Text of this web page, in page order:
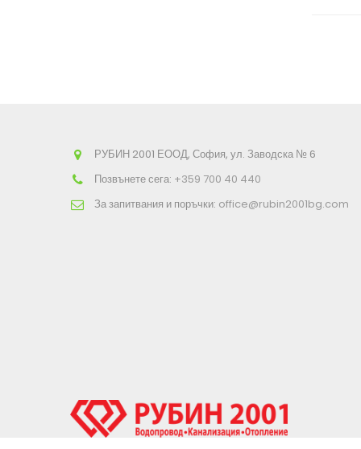
РУБИН 2001 ЕООД, София, ул. Заводска № 6
Позвънете сега: +359 700 40 440
За запитвания и поръчки: office@rubin2001bg.com